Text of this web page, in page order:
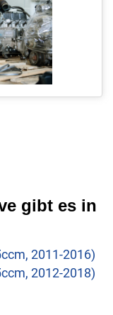
gibt es in
2011-2016)
2012-2018)